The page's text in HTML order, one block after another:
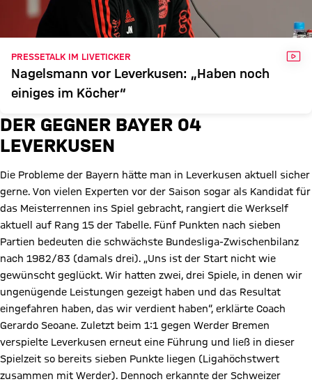
PRESSETALK IM LIVETICKER
Nagelsmann vor Leverkusen: „Haben noch
einiges im Köcher“
DER GEGNER BAYER 04
LEVERKUSEN
Die Probleme der Bayern hätte man in Leverkusen aktuell sicher
gerne. Von vielen Experten vor der Saison sogar als Kandidat für
das Meisterrennen ins Spiel gebracht, rangiert die Werkself
aktuell auf Rang 15 der Tabelle. Fünf Punkten nach sieben
Partien bedeuten die schwächste Bundesliga-Zwischenbilanz
nach 1982/83 (damals drei). „Uns ist der Start nicht wie
gewünscht geglückt. Wir hatten zwei, drei Spiele, in denen wir
ungenügende Leistungen gezeigt haben und das Resultat
eingefahren haben, das wir verdient haben“, erklärte Coach
Gerardo Seoane. Zuletzt beim 1:1 gegen Werder Bremen
verspielte Leverkusen erneut eine Führung und ließ in dieser
Spielzeit so bereits sieben Punkte liegen (Ligahöchstwert
zusammen mit Werder). Dennoch erkannte der Schweizer